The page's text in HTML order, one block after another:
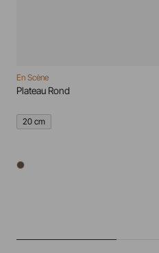
En Scène
Plateau Rond
20 cm